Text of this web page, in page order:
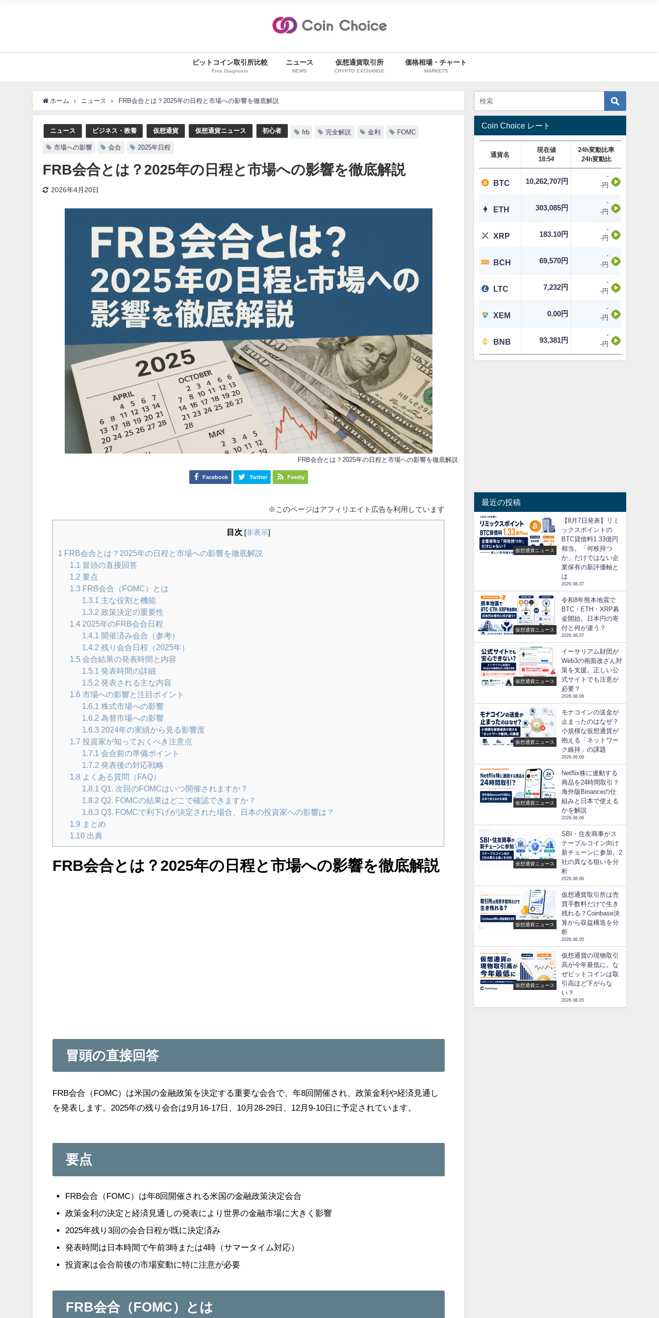
ビットコイン取引所比較
Free Diagnosis
ニュース
NEWS
仮想通貨取引所
CRYPTO EXCHANGE
価格相場・チャート
MARKETS
ホーム ニュース FRB会合とは？2025年の日程と市場への影響を徹底解説
ニュース ビジネス・教養 仮想通貨 仮想通貨ニュース 初心者 frb 完全解説 金利 FOMC
市場への影響 会合 2025年日程
FRB会合とは？2025年の日程と市場への影響を徹底解説
2026年4月20日
FRB会合とは？2025年の日程と市場への影響を徹底解説
Facebook Twitter Feedly
※このページはアフィリエイト広告を利用しています
目次 [非表示
1 FRB会合とは？2025年の日程と市場への影響を徹底解説
1.1 冒頭の直接回答
1.2 要点
1.3 FRB会合（FOMC）とは
1.3.1 主な役割と機能
1.3.2 政策決定の重要性
1.4 2025年のFRB会合日程
1.4.1 開催済み会合（参考）
1.4.2 残り会合日程（2025年）
1.5 会合結果の発表時間と内容
1.5.1 発表時間の詳細
1.5.2 発表される主な内容
1.6 市場への影響と注目ポイント
1.6.1 株式市場への影響
1.6.2 為替市場への影響
1.6.3 2024年の実績から見る影響度
1.7 投資家が知っておくべき注意点
1.7.1 会合前の準備ポイント
1.7.2 発表後の対応戦略
1.8 よくある質問（FAQ）
1.8.1 Q1. 次回のFOMCはいつ開催されますか？
1.8.2 Q2. FOMCの結果はどこで確認できますか？
1.8.3 Q3. FOMCで利下げが決定された場合、日本の投資家への影響は？
1.9 まとめ
1.10 出典
FRB会合とは？2025年の日程と市場への影響を徹底解説
冒頭の直接回答
FRB会合（FOMC）は米国の金融政策を決定する重要な会合で、年8回開催され、政策金利や経済見通し
を発表します。2025年の残り会合は9月16-17日、10月28-29日、12月9-10日に予定されています。
要点
FRB会合（FOMC）は年8回開催される米国の金融政策決定会合
政策金利の決定と経済見通しの発表により世界の金融市場に大きく影響
2025年残り3回の会合日程が既に決定済み
発表時間は日本時間で午前3時または4時（サマータイム対応）
投資家は会合前後の市場変動に特に注意が必要
FRB会合（FOMC）とは
Coin Choice レート
通貨名
現在値
18:54
24h変動比率
24h変動比
BTC 10,262,707円
-
-円
ETH 303,085円
-
-円
XRP 183.10円
-
-円
BCH 69,570円
-
-円
LTC 7,232円
-
-円
XEM 0.00円
-
-円
BNB 93,381円
-
-円
最近の投稿
仮想通貨ニュース
【8月7日発表】リミ
ックスポイントの
BTC貸借料1.33億円
相当。「何枚持つ
か」だけではない企
業保有の新評価軸と
は
2026.08.07
仮想通貨ニュース
令和8年熊本地震で
BTC・ETH・XRP募
金開始。日本円の寄
付と何が違う？
2026.08.07
仮想通貨ニュース
イーサリアム財団が
Web3の画面改ざん対
策を支援。正しい公
式サイトでも注意が
必要？
2026.08.06
仮想通貨ニュース
モナコインの送金が
止まったのはなぜ？
小規模な仮想通貨が
抱える「ネットワー
ク維持」の課題
2026.08.06
仮想通貨ニュース
Netflix株に連動する
商品を24時間取引？
海外版Binanceの仕
組みと日本で使える
かを解説
2026.08.06
仮想通貨ニュース
SBI・住友商事がス
テーブルコイン向け
新チェーンに参加。2
社の異なる狙いを分
析
2026.08.06
仮想通貨ニュース
仮想通貨取引所は売
買手数料だけで生き
残れる？Coinbase決
算から収益構造を分
析
2026.08.05
仮想通貨ニュース
仮想通貨の現物取引
高が今年最低に。な
ぜビットコインは取
引高ほど下がらな
い？
2026.08.05